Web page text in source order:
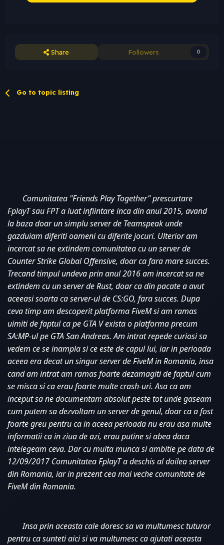
Share Followers 0
Go to topic listing
Comunitatea "Friends Play Together" prescurtare
FplayT sau FPT a luat infiintare inca din anul 2015, avand
la baza doar un simplu server de Teamspeak unde
gazduiam diferiti oameni cu diferite jocuri. Ulterior am
incercat sa ne extindem comunitatea cu un server de
Counter Strike Global Offensive, doar ca fara mare succes.
Trecand timpul undeva prin anul 2016 am incercat sa ne
extindem cu un server de Rust, doar ca din pacate a avut
aceeasi soarta ca server-ul de CS:GO, fara succes. Dupa
ceva timp am descoperit platforma FiveM si am ramas
uimiti de faptul ca pe GTA V exista o platforma precum
SA:MP-ul pe GTA San Andreas. Am intrat repede curiosi sa
vedem ce se inampla si ce este de capul lui, iar in perioada
aceea era decat un singur server de FiveM in Romania, insa
cand am intrat am ramas foarte dezamagiti de faptul cum
se misca si ca erau foarte multe crash-uri. Asa ca am
inceput sa ne documentam absolut peste tot unde gaseam
cum putem sa dezvoltam un server de genul, doar ca a fost
foarte greu pentru ca in aceea perioada nu erau asa multe
informatii ca in ziua de azi, erau putine si abea daca
intelegeam ceva. Dar cu multa munca si ambitie pe data de
12/09/2017 Comunitatea FplayT a deschis al doilea server
din Romania, iar in prezent cea mai veche comunitate de
FiveM din Romania.
Insa prin aceasta cale doresc sa va multumesc tuturor
pentru ca sunteti aici si va multumesc ca ajutati aceasta